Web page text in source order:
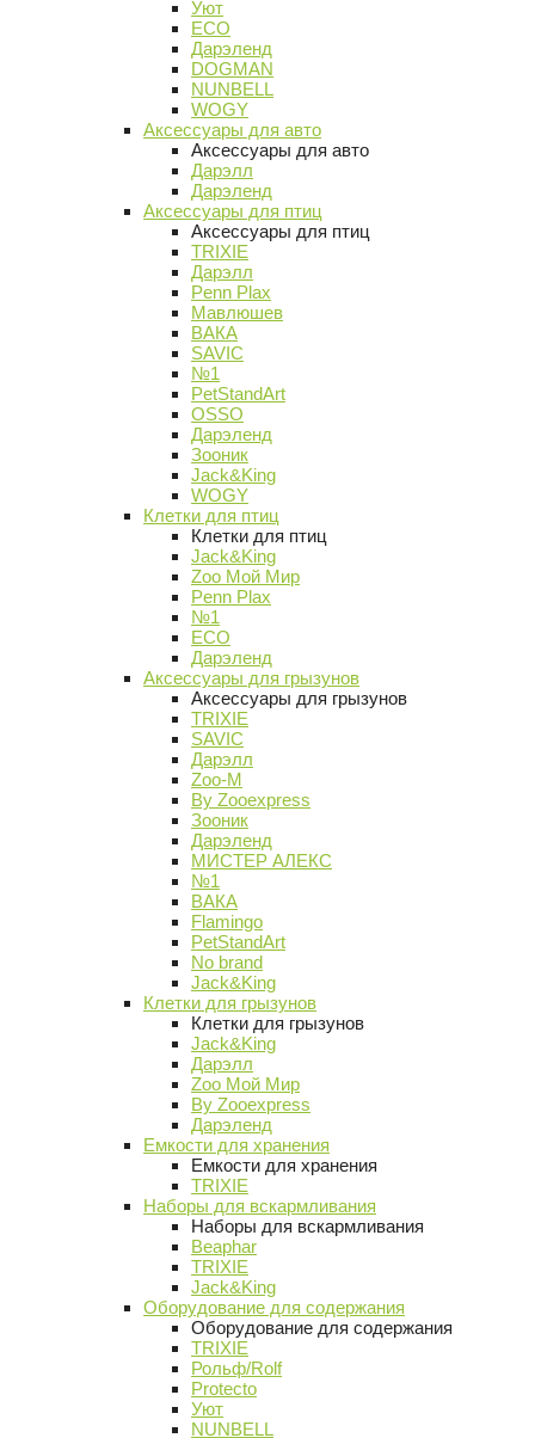
Уют
ECO
Дарэленд
DOGMAN
NUNBELL
WOGY
Аксессуары для авто
Аксессуары для авто
Дарэлл
Дарэленд
Аксессуары для птиц
Аксессуары для птиц
TRIXIE
Дарэлл
Penn Plax
Мавлюшев
ВАКА
SAVIC
№1
PetStandArt
OSSO
Дарэленд
Зооник
Jack&King
WOGY
Клетки для птиц
Клетки для птиц
Jack&King
Zoo Мой Мир
Penn Plax
№1
ECO
Дарэленд
Аксессуары для грызунов
Аксессуары для грызунов
TRIXIE
SAVIC
Дарэлл
Zoo-M
By Zooexpress
Зооник
Дарэленд
МИСТЕР АЛЕКС
№1
ВАКА
Flamingo
PetStandArt
No brand
Jack&King
Клетки для грызунов
Клетки для грызунов
Jack&King
Дарэлл
Zoo Мой Мир
By Zooexpress
Дарэленд
Емкости для хранения
Емкости для хранения
TRIXIE
Наборы для вскармливания
Наборы для вскармливания
Beaphar
TRIXIE
Jack&King
Оборудование для содержания
Оборудование для содержания
TRIXIE
Рольф/Rolf
Protecto
Уют
NUNBELL